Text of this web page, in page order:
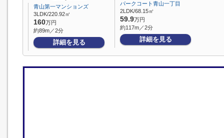
青山第一マンションズ
3LDK/220.92㎡
160万円
約89m／2分
詳細を見る
パークコート青山一丁目
2LDK/68.15㎡
59.9万円
約117m／2分
詳細を見る